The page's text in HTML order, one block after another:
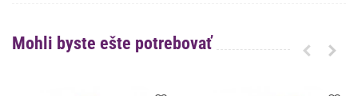
Mohli byste ešte potrebovať